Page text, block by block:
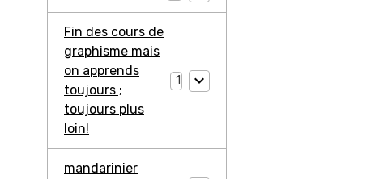
Fin des cours de
graphisme mais
on apprends
toujours ;
toujours plus
loin!
1
mandarinier